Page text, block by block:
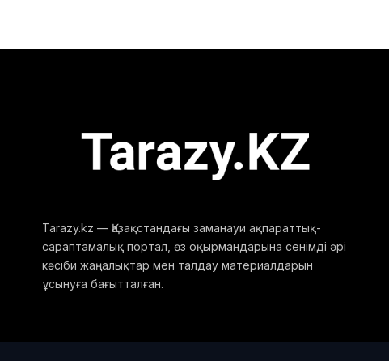
Tarazy.kz — Қазақстандағы заманауи ақпараттық-
сараптамалық портал, өз оқырмандарына сенімді әрі
кәсіби жаңалықтар мен талдау материалдарын
ұсынуға бағытталған.